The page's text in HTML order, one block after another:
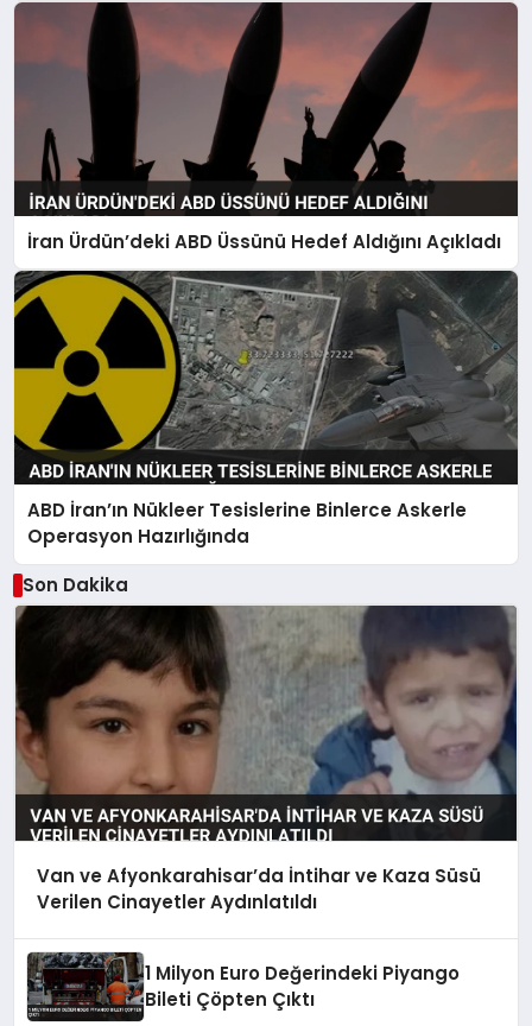
İran Ürdün’deki ABD Üssünü Hedef Aldığını Açıkladı
ABD İran’ın Nükleer Tesislerine Binlerce Askerle
Operasyon Hazırlığında
Son Dakika
Van ve Afyonkarahisar’da İntihar ve Kaza Süsü
Verilen Cinayetler Aydınlatıldı
1 Milyon Euro Değerindeki Piyango
Bileti Çöpten Çıktı